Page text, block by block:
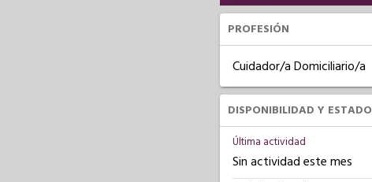
PROFESIÓN
Cuidador/a Domiciliario/a
DISPONIBILIDAD Y ESTADO
Última actividad
Sin actividad este mes